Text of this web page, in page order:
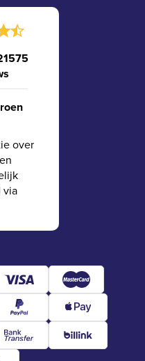
over
via